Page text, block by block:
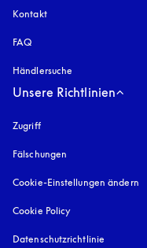
Kontakt
FAQ
Händlersuche
Unsere Richtlinien
Zugrifföffnet sich in einem
Fälschungen
Cookie-Einstellungen ändern
Cookie Policy
Datenschutzrichtlinie